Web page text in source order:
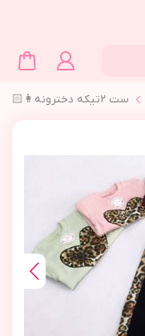
ست ٢تیکه دخترونه👩🏻